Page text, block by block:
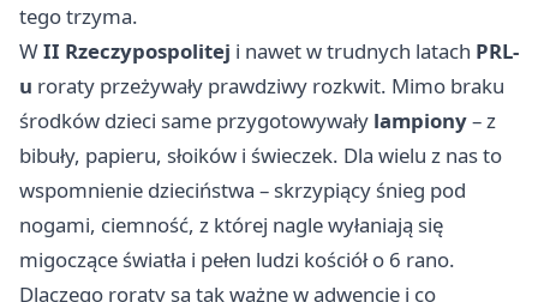
tego trzyma.
WII Rzeczypospolitej i nawet w trudnych latach PRL-
u roraty przeżywały prawdziwy rozkwit. Mimo braku
środków dzieci same przygotowywały lampiony– z
bibuły, papieru, słoików i świeczek. Dla wielu z nas to
wspomnienie dzieciństwa – skrzypiący śnieg pod
nogami, ciemność, z której nagle wyłaniają się
migoczące światła i pełen ludzi kościół o 6 rano.
Dlaczego roraty są tak ważne w adwencie i co